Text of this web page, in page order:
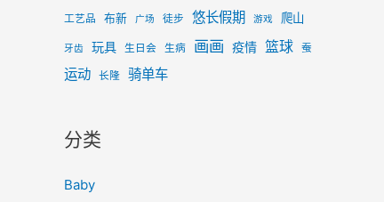
工艺品 布新 广场 徒步 悠长假期 游戏 爬山
牙齿 玩具 生日会 生病 画画 疫情 篮球 蚕
运动 长隆 骑单车
分类
Baby